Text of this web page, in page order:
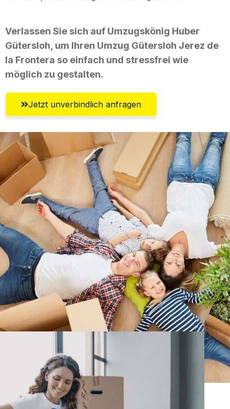
Verlassen Sie sich auf Umzugskönig Huber
Gütersloh, um Ihren Umzug Gütersloh Jerez de
la Frontera so einfach und stressfrei wie
möglich zu gestalten.
Jetzt unverbindlich anfragen